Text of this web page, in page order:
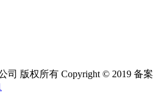
司 版权所有 Copyright © 2019 备案